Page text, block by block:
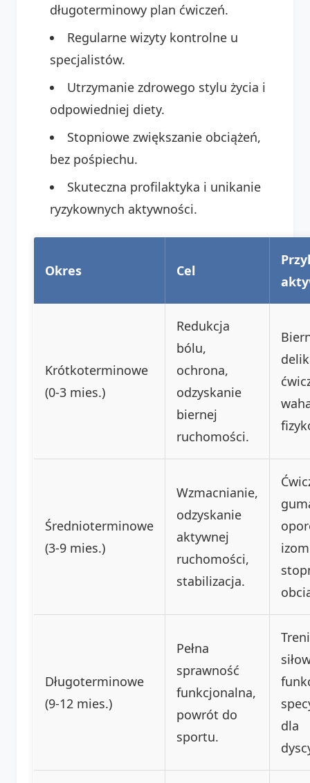
długoterminowy plan ćwiczeń.
Regularne wizyty kontrolne u
specjalistów.
Utrzymanie zdrowego stylu życia i
odpowiedniej diety.
Stopniowe zwiększanie obciążeń,
bez pośpiechu.
Skuteczna profilaktyka i unikanie
ryzykownych aktywności.
Okres Cel
Krótkoterminowe
(0-3 mies.)
Redukcja
bólu,
ochrona,
odzyskanie
biernej
ruchomości.
Średnioterminowe
(3-9 mies.)
Wzmacnianie,
odzyskanie
aktywnej
ruchomości,
stabilizacja.
Długoterminowe
(9-12 mies.)
Pełna
sprawność
funkcjonalna,
powrót do
sportu.
dla